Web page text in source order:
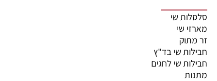
סלסלות שי
מארזי שי
זר מתוק
חבילות שי בד"ץ
חבילות שי לחגים
מתנות